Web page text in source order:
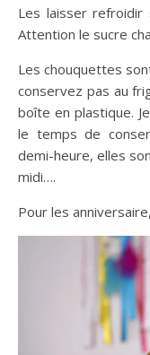
Les laisser
Attention le sucre
Les chouquettes
conservez pas au
boîte en plastique.
le temps de
demi-heure, elles
midi….
Pour les